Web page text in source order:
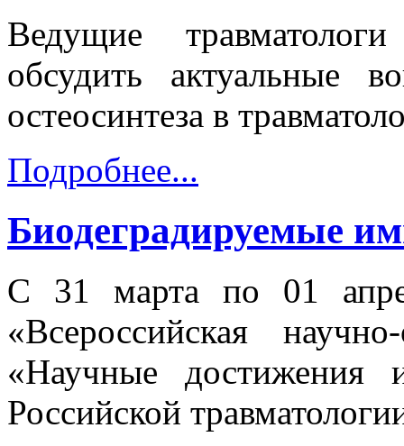
Ведущие
обсудить актуальные
остеосинтеза в
Подробнее...
Биодеградируемые
С 31 марта по 01
«Всероссийская
«Научные достижения
Российской